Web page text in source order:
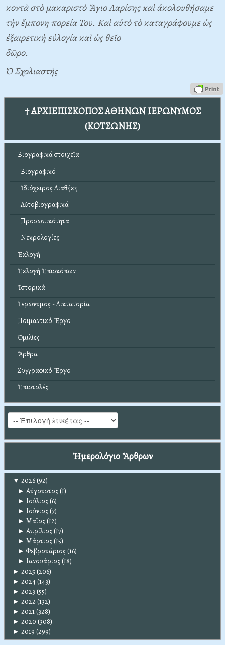
κοντὰ στὸ μακαριστὸ Ἅγιο Λαρίσης καὶ ἀκολουθήσαμε
τὴν ἔμπονη πορεία Του. Καὶ αὐτὸ τὸ καταγράφουμε ὡς
ἐξαιρετικὴ εὐλογία καὶ ὡς θεῖο
δῶρο.
Ὁ Σχολιαστὴς
† ΑΡΧΙΕΠΙΣΚΟΠΟΣ ΑΘΗΝΩΝ ΙΕΡΩΝΥΜΟΣ
(ΚΟΤΣΩΝΗΣ)
Βιογραφικά στοιχεῖα
Βιογραφικό
Ἰδιόχειρος Διαθήκη
Αὐτοβιογραφικά
Προσωπικότητα
Νεκρολογίες
Ἐκλογή
Ἐκλογή Ἐπισκόπων
Ἱστορικά
Ἱερώνυμος - Δικτατορία
Ποιμαντικό Ἔργο
Ὁμιλίες
Ἄρθρα
Συγγραφικό Ἔργο
Ἐπιστολές
Ἡμερολόγιο Ἄρθρων
▼ 2026(92)
► Αύγουστος (1)
► Ιούλιος (6)
► Ιούνιος (7)
► Μαϊος (12)
► Απρίλιος (17)
► Μάρτιος (15)
► Φεβρουάριος (16)
► Ιανουάριος (18)
► 2025 (206)
► 2024(143)
► 2023 (55)
► 2022(132)
► 2021(328)
► 2020 (308)
► 2019 (299)